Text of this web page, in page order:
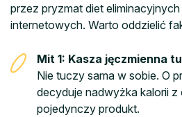
przez pryzmat diet
internetowych. Warto oddzielić
Mit 1: Kasza jęczmienna
Nie tuczy sama w sobie. O
decyduje nadwyżka kalorii z
pojedynczy produkt.